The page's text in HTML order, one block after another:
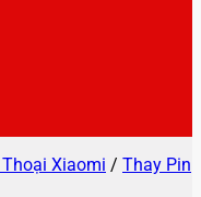
Xiaomi / Thay Pin